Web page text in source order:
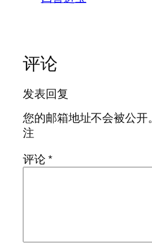
评论
发表回复
您的邮箱地址不会被公开。
注
评论*